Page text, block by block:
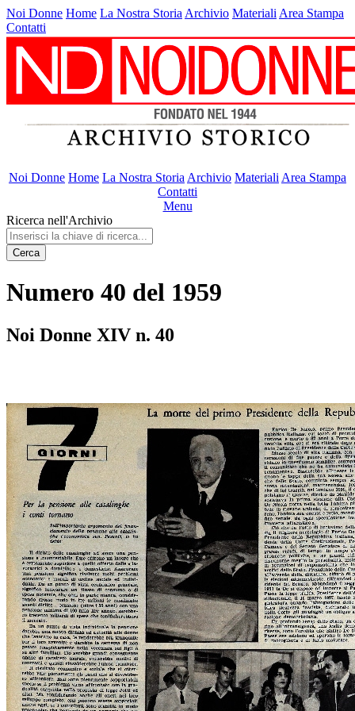
Noi Donne Home La Nostra Storia Archivio Materiali Area Stampa
Contatti
Noi Donne Home La Nostra Storia Archivio Materiali Area Stampa
Contatti
Menu
Ricerca nell'Archivio
Cerca
Numero 40 del 1959
Noi Donne XIV n. 40